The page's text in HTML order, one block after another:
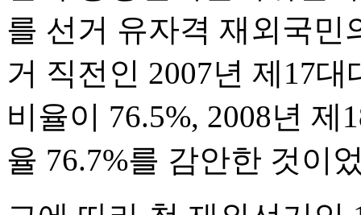
를 선거 유자격 재외국민
거 직전인 2007년 제17
비율이 76.5%, 2008년
율 76.7%를 감안한 것이